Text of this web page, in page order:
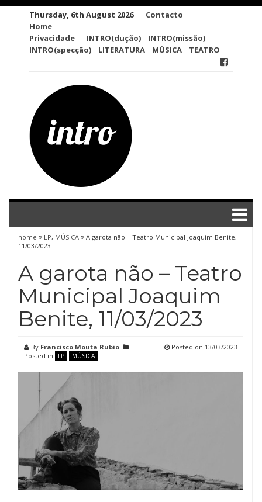
Thursday, 6th August 2026
Contacto
Home
Privacidade
INTRO(dução)
INTRO(missão)
INTRO(specção)
LITERATURA MÚSICA TEATRO
home LP, MÚSICA
A garota não – Teatro Municipal Joaquim Benite,
11/03/2023
A garota não – Teatro
Municipal Joaquim
Benite, 11/03/2023
By Francisco Mouta Rubio
Posted in
LP MÚSICA
Posted on 13/03/2023